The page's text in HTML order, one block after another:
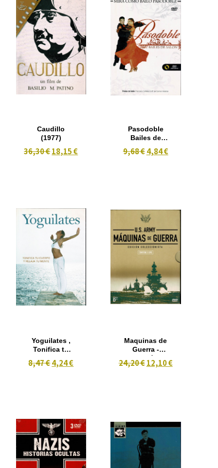
Caudillo
(1977)
36,30 €18,15 €
Pasodoble
Bailes de
9,68 € 4,84 €
Yoguilates ,
Tonifica tu
Cuerpo y
Relaja tu
8,47 €4,24 €
Maquinas de
Guerra -
Edición
Coleccionista
24,20 € 12,10 €